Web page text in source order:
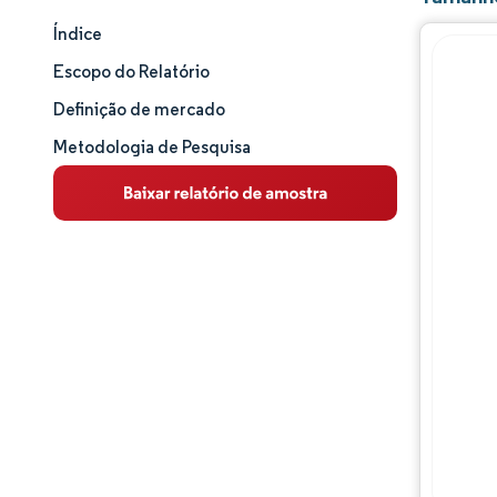
Tamanho e participação de mercado
Análise de mercado
Tendências e insights
Análise de segmentos
Índice
Escopo do Relatório
Definição de mercado
Metodologia de Pesquisa